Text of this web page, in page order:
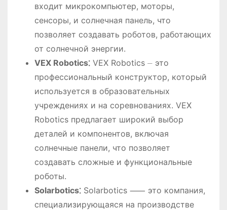
входит микрокомпьютер, моторы,
сенсоры, и солнечная панель, что
позволяет создавать роботов, работающих
от солнечной энергии.
VEX Robotics⁚VEX Robotics ⏤ это
профессиональный конструктор, который
используется в образовательных
учреждениях и на соревнованиях. VEX
Robotics предлагает широкий выбор
деталей и компонентов, включая
солнечные панели, что позволяет
создавать сложные и функциональные
роботы.
Solarbotics⁚Solarbotics ⸺ это компания,
специализирующаяся на производстве